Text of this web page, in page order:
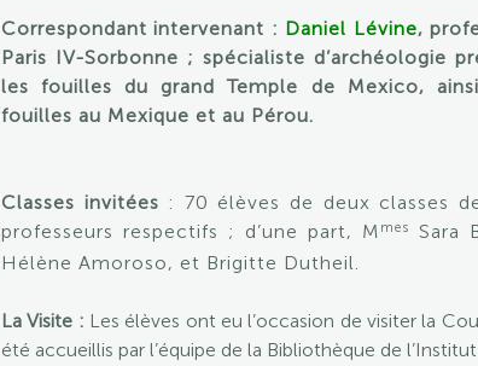
Correspondant intervenant : Daniel Lévine,
Paris IV-Sorbonne ; spécialiste d’archéologie
les fouilles du grand Temple de Mexico,
fouilles au Mexique et au Pérou.
Classes invitées : 70 élèves de deux classes
professeurs respectifs ; d’une part, M mes Sara
Hélène Amoroso, et Brigitte Dutheil.
La Visite : Les élèves ont eu l’occasion de visiter la
été accueillis par l’équipe de la Bibliothèque de